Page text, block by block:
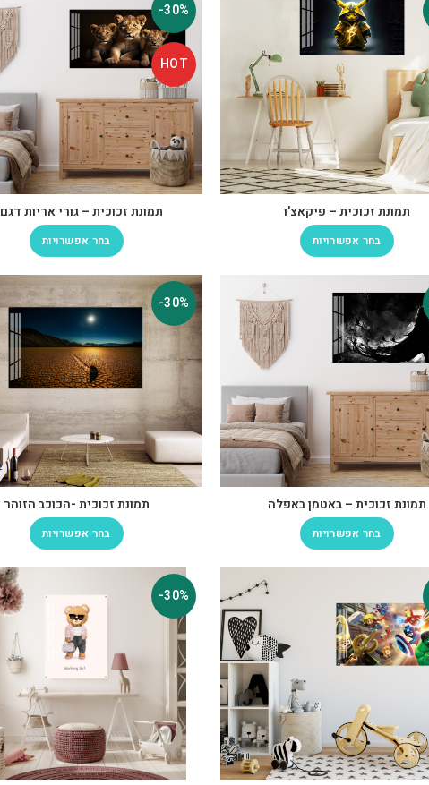
תמונת זכוכית – פיקאצ'ו
בחר אפשרויות
-30%
HOT
תמונת זכוכית – גורי אריות דגם 1
בחר אפשרויות
תמונת זכוכית – באטמן באפלה
בחר אפשרויות
-30%
תמונת זכוכית -הכוכב הזוהר
בחר אפשרויות
-30%